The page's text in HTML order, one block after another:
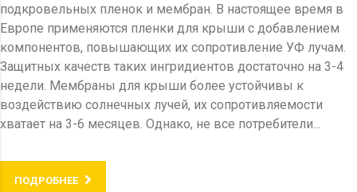
подкровельных пленок и мембран. В настоящее время в
Европе применяются пленки для крыши с добавлением
компонентов, повышающих их сопротивление УФ лучам.
Защитных качеств таких ингридиентов достаточно на 3-4
недели. Мембраны для крыши более устойчивы к
воздействию солнечных лучей, их сопротивляемости
хватает на 3-6 месяцев. Однако, не все потребители...
ПОДРОБНЕЕ